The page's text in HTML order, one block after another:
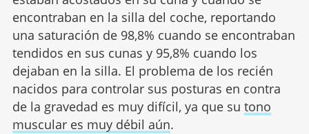
encontraban en la silla del coche, reportando
una saturación de 98,8% cuando se encontraban
tendidos en sus cunas y 95,8% cuando los
dejaban en la silla. El problema de los recién
nacidos para controlar sus posturas en contra
de la gravedad es muy difícil, ya que su tono
muscular es muy débil aún.